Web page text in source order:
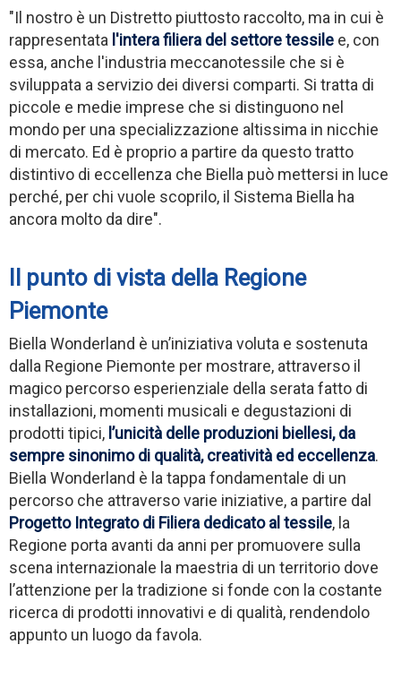
"Il nostro è un Distretto piuttosto raccolto, ma in cui è
rappresentata l'intera filiera del settore tessile e, con
essa, anche l'industria meccanotessile che si è
sviluppata a servizio dei diversi comparti. Si tratta di
piccole e medie imprese che si distinguono nel
mondo per una specializzazione altissima in nicchie
di mercato. Ed è proprio a partire da questo tratto
distintivo di eccellenza che Biella può mettersi in luce
perché, per chi vuole scoprilo, il Sistema Biella ha
ancora molto da dire".
Il punto di vista della Regione
Piemonte
Biella Wonderland è un’iniziativa voluta e sostenuta
dalla Regione Piemonte per mostrare, attraverso il
magico percorso esperienziale della serata fatto di
installazioni, momenti musicali e degustazioni di
prodotti tipici, l’unicità delle produzioni biellesi, da
sempre sinonimo di qualità, creatività ed eccellenza.
Biella Wonderland è la tappa fondamentale di un
percorso che attraverso varie iniziative, a partire dal
Progetto Integrato di Filiera dedicato al tessile, la
Regione porta avanti da anni per promuovere sulla
scena internazionale la maestria di un territorio dove
l’attenzione per la tradizione si fonde con la costante
ricerca di prodotti innovativi e di qualità, rendendolo
appunto un luogo da favola.